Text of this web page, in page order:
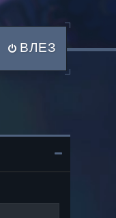
ВЛЕЗ